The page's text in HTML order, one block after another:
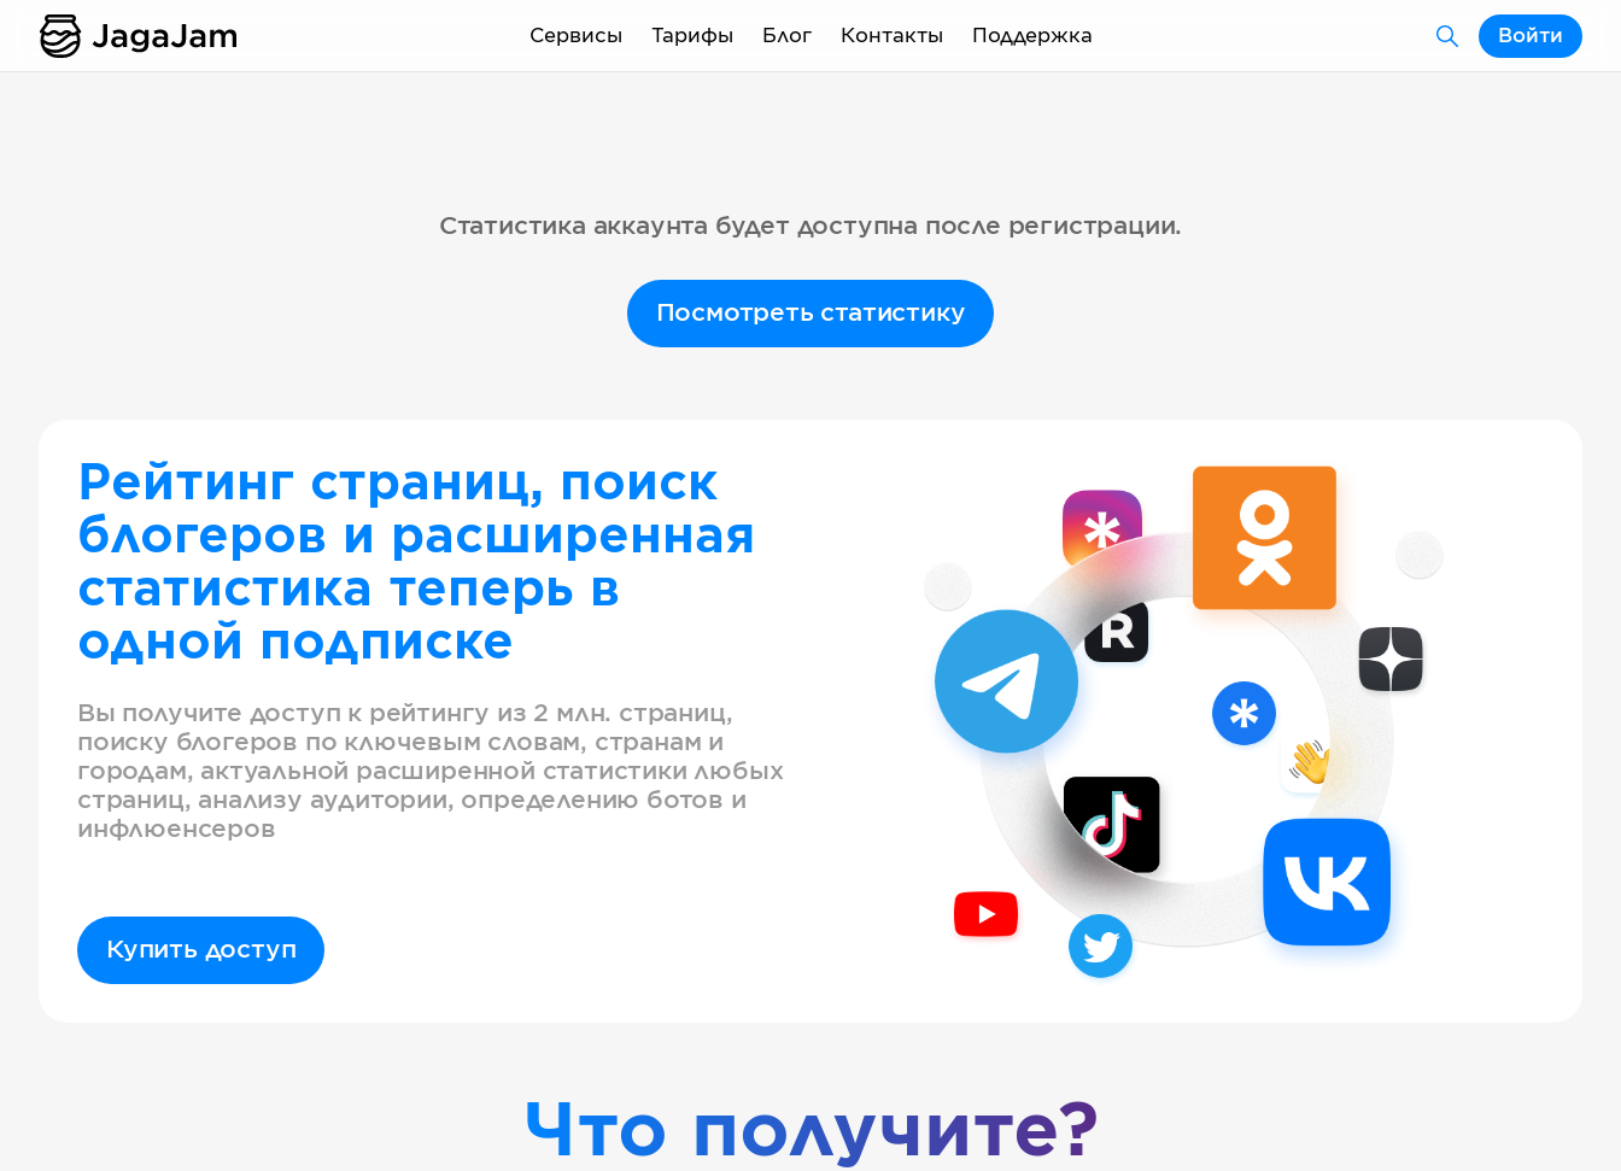
Сервисы Тарифы Блог Контакты Поддержка Войти
Статистика аккаунта будет доступна после регистрации.
Посмотреть статистику
Рейтинг страниц, поиск
блогеров и расширенная
статистика теперь в
одной подписке
Вы получите доступ к рейтингу из 2 млн. страниц,
поиску блогеров по ключевым словам, странам и
городам, актуальной расширенной статистики любых
страниц, анализу аудитории, определению ботов и
инфлюенсеров
Купить доступ
Что получите?